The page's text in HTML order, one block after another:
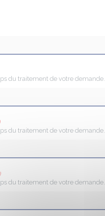
du traitement de votre demande.
du traitement de votre demande.
du traitement de votre demande.